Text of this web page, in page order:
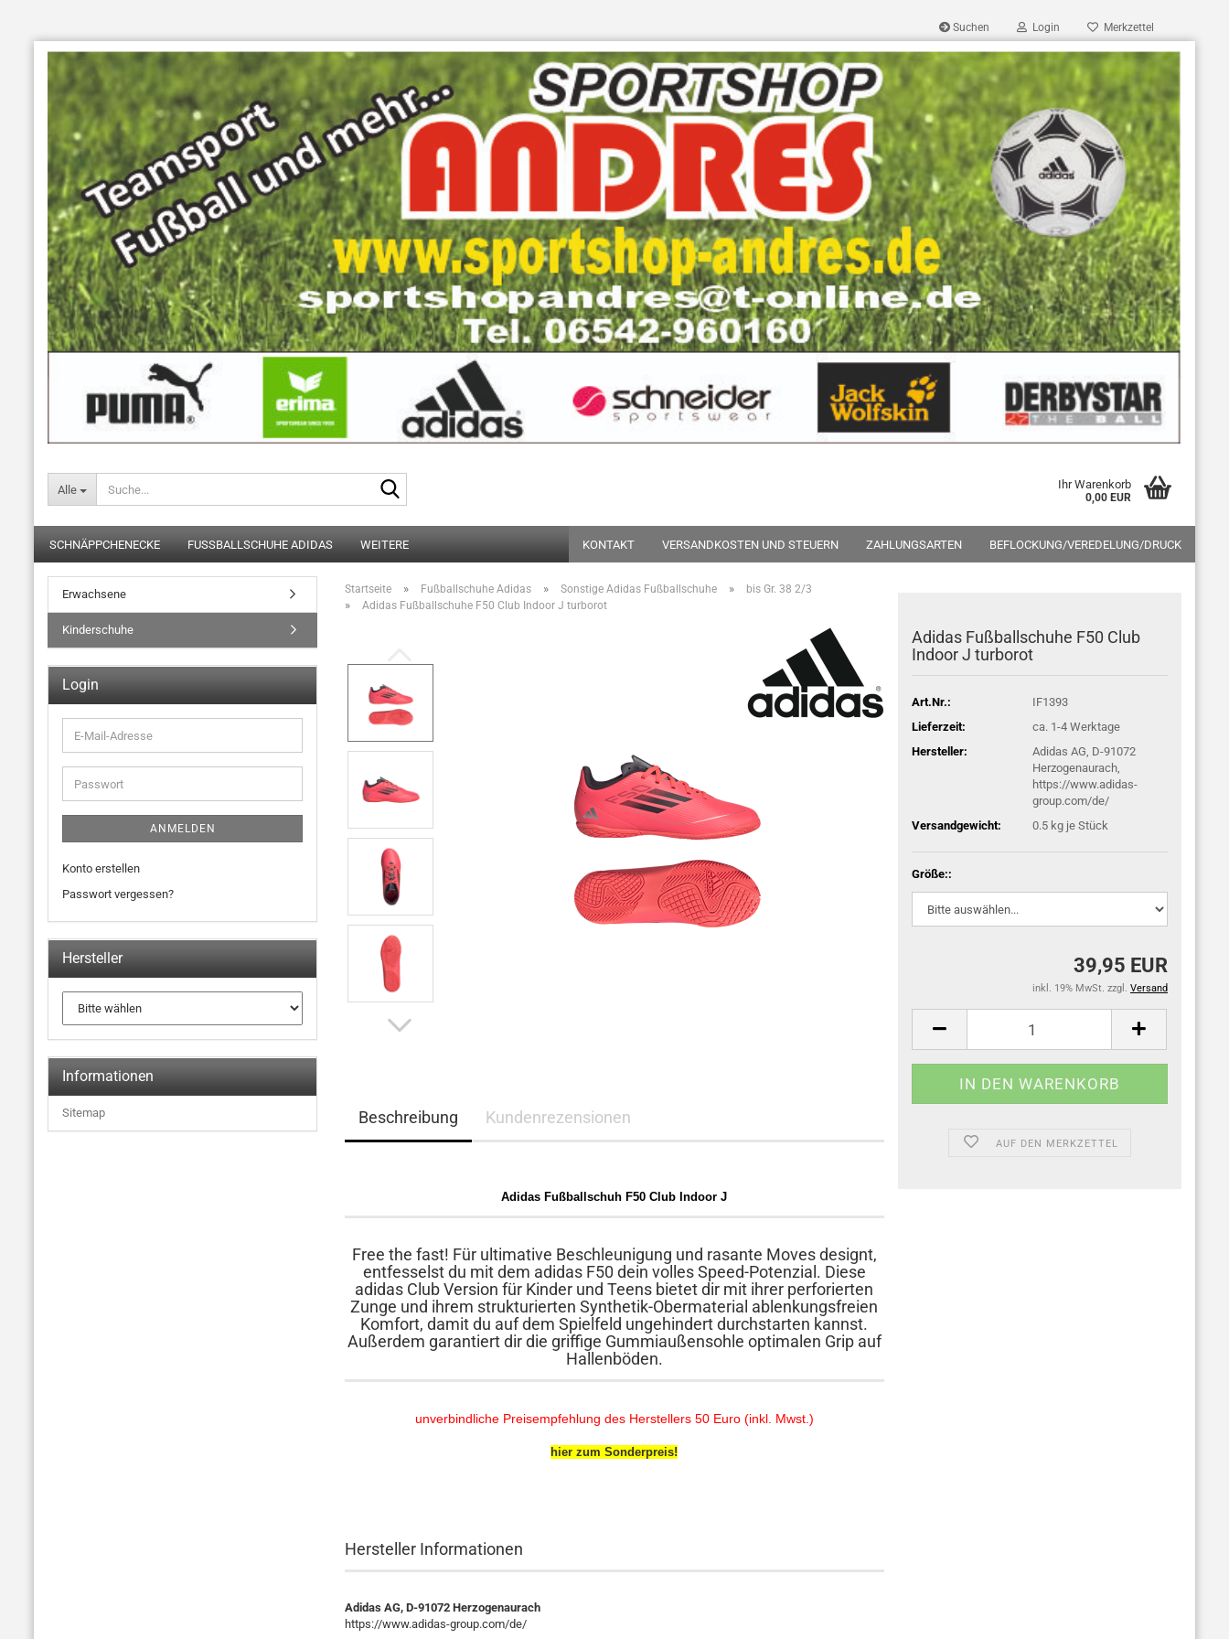
Suchen Login Merkzettel
Alle Ihr Warenkorb
0,00 EUR
SCHNÄPPCHENECKE FUSSBALLSCHUHE ADIDAS KONTAKT VERSANDKOSTEN UND STEUERN ZAHLUNGSARTEN BEFLOCKUNG/VEREDELUNG/DRUCK
WEITERE
Startseite » Fußballschuhe Adidas » Sonstige Adidas Fußballschuhe » bis Gr. 38 2/3
» Adidas Fußballschuhe F50 Club Indoor J turborot
Adidas Fußballschuhe F50 Club
Indoor J turborot
Art.Nr.:
IF1393
Lieferzeit:
ca. 1-4 Werktage
Hersteller:
Adidas AG, D-91072
Herzogenaurach,
https://www.adidas-
group.com/de/
Versandgewicht:
0.5kg je Stück
Größe::
39,95 EUR
inkl. 19% MwSt. zzgl. Versand
AUF DEN MERKZETTEL
Beschreibung Kundenrezensionen
Adidas Fußballschuh F50 Club Indoor J
Free the fast! Für ultimative Beschleunigung und rasante Moves designt,
entfesselst du mit dem adidas F50 dein volles Speed-Potenzial. Diese
adidas Club Version für Kinder und Teens bietet dir mit ihrer perforierten
Zunge und ihrem strukturierten Synthetik-Obermaterial ablenkungsfreien
Komfort, damit du auf dem Spielfeld ungehindert durchstarten kannst.
Außerdem garantiert dir die griffige Gummiaußensohle optimalen Grip auf
Hallenböden.
unverbindliche Preisempfehlung des Herstellers 50 Euro (inkl. Mwst.)
hier zum Sonderpreis!
Hersteller Informationen
Adidas AG, D-91072 Herzogenaurach
https://www.adidas-group.com/de/
Erwachsene
Kinderschuhe
Login
E-
Mail-
Adresse
Passwort
ANMELDEN
Konto erstellen
Passwort vergessen?
Hersteller
Informationen
Sitemap